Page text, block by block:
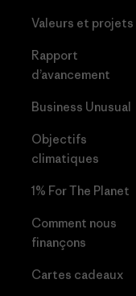
Valeurs et projets
Rapport
d’avancement
Business Unusual
Objectifs
climatiques
1% For The Planet
Comment nous
finançons
Cartes cadeaux